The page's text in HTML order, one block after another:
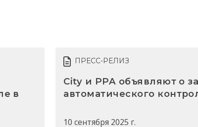
в
ПРЕСС-РЕЛИЗ
City и PPA объявляют о
автоматического
10 сентября 2025 г.